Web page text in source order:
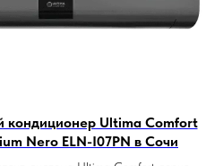
кондиционер Ultima Comfort
Nero ELN-I07PN в Сочи